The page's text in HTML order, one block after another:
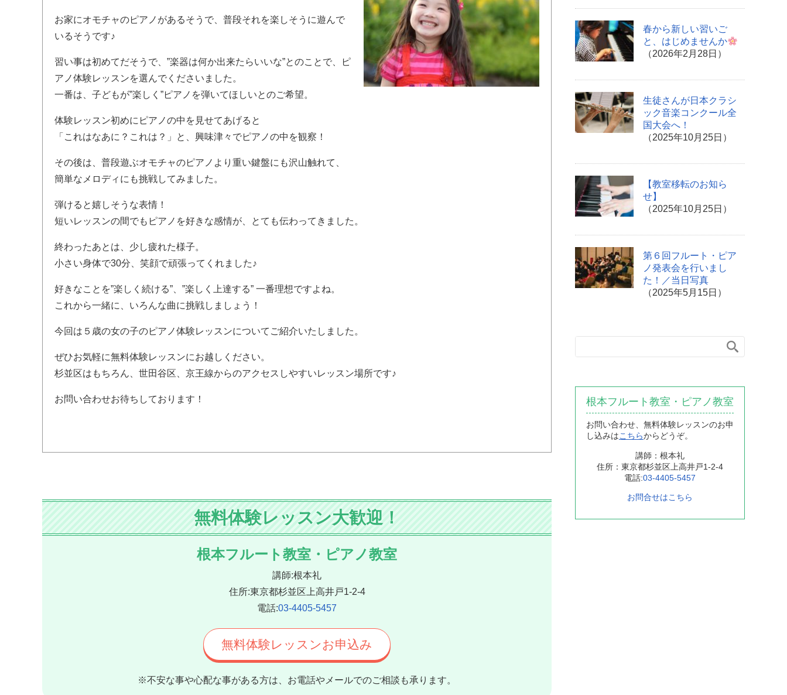
お家にオモチャのピアノがあるそうで、普段それを楽しそうに遊んで
いるそうです♪
習い事は初めてだそうで、”楽器は何か出来たらいいな”とのことで、ピ
アノ体験レッスンを選んでくださいました。
一番は、子どもが”楽しく”ピアノを弾いてほしいとのご希望。
体験レッスン初めにピアノの中を見せてあげると
「これはなあに？これは？」と、興味津々でピアノの中を観察！
その後は、普段遊ぶオモチャのピアノより重い鍵盤にも沢山触れて、
簡単なメロディにも挑戦してみました。
弾けると嬉しそうな表情！
短いレッスンの間でもピアノを好きな感情が、とても伝わってきました。
終わったあとは、少し疲れた様子。
小さい身体で30分、笑顔で頑張ってくれました♪
好きなことを”楽しく続ける”、”楽しく上達する” 一番理想ですよね。
これから一緒に、いろんな曲に挑戦しましょう！
今回は５歳の女の子のピアノ体験レッスンについてご紹介いたしました。
ぜひお気軽に無料体験レッスンにお越しください。
杉並区はもちろん、世田谷区、京王線からのアクセスしやすいレッスン場所です♪
お問い合わせお待ちしております！
無料体験レッスン大歓迎！
根本フルート教室・ピアノ教室
講師:根本礼
住所:東京都杉並区上高井戸1-2-4
電話:03-4405-5457
無料体験レッスン お申込み
※不安な事や心配な事がある方は、お電話やメールでのご相談も承ります。
春から新しい習いご
と、はじめませんか
（2026年2月28日）
生徒さんが日本クラシ
ック音楽コンクール全
国大会へ！
（2025年10月25日）
【教室移転のお知ら
せ】
（2025年10月25日）
第６回フルート・ピア
ノ発表会を行いまし
た！／当日写真
（2025年5月15日）
根本フルート教室・ピアノ教室
お問い合わせ、無料体験レッスンのお申
し込みはこちらからどうぞ。
講師：根本礼
住所：東京都杉並区上高井戸1-2-4
電話:03-4405-5457
お問合せはこちら